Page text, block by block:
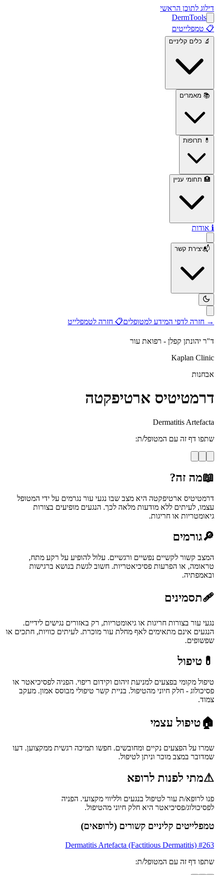
דילוג לתוכן הראשי
DermTools
📋 טמפלייטים
🔬 כלים קליניים
📚 מאמרים
💊 תרופות
🏥 תחומי עניין
ℹ️ אודות
📬יצירת קשר
→ חזרה לדפי המידע למטופלים📋 חזרה לטמפלייט
ד"ר יהונתן קפלן - רפואת עור
Kaplan Clinic
אבחנות
דרמטיטיס ארטיפקטה
Dermatitis Artefacta
שתפו דף זה עם המטופל/ת:
📖מה זה?
דרמטיטיס ארטיפקטה היא מצב שבו נגעי עור נגרמים על ידי המטופל
עצמו, לעיתים ללא מודעות מלאה לכך. הנגעים מופיעים בצורות
גיאומטריות או חריגות.
🔎גורמים
המצב קשור לקשיים נפשיים ורגשיים. עלול להופיע על רקע מתח,
טראומה, או הפרעות פסיכיאטריות. חשוב לגשת בנושא ברגישות
ובאמפתיה.
🩹תסמינים
נגעי עור בצורות חריגות או גיאומטריות, רק באזורים נגישים לידיים.
הנגעים אינם מתאימים לאף מחלת עור מוכרת. לעיתים כוויות, חתכים או
שפשופים.
💊 טיפול
טיפול מקומי בפצעים למניעת זיהום וקידום ריפוי. הפניה לפסיכיאטר או
פסיכולוג - חלק חיוני מהטיפול. בניית קשר טיפולי מבוסס אמון. מעקב
צמוד.
🏠טיפול עצמי
שמרו על הפצעים נקיים ומחובשים. חפשו תמיכה רגשית ממקצוען. דעו
שמדובר במצב מוכר וניתן לטיפול.
⚠מתי לפנות לרופא
פנו לרופא/ת עור לטיפול בנגעים ולליווי מקצועי. הפניה
לפסיכולוג/פסיכיאטר היא חלק חיוני מהטיפול.
טמפלייטים קליניים קשורים (לרופאים)
#263
Dermatitis Artefacta (Factitious Dermatitis)
שתפו דף זה עם המטופל/ת: